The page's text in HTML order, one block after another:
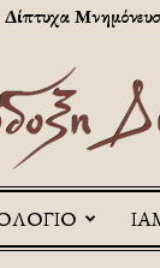
Δίπτυχα